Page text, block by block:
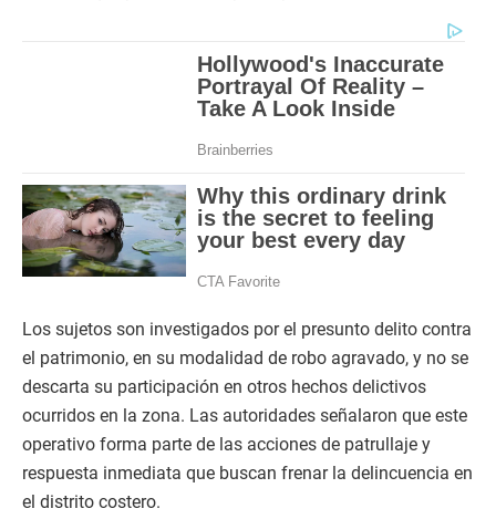
Los sujetos son investigados por el presunto delito contra
el patrimonio, en su modalidad de robo agravado, y no se
descarta su participación en otros hechos delictivos
ocurridos en la zona. Las autoridades señalaron que este
operativo forma parte de las acciones de patrullaje y
respuesta inmediata que buscan frenar la delincuencia en
el distrito costero.